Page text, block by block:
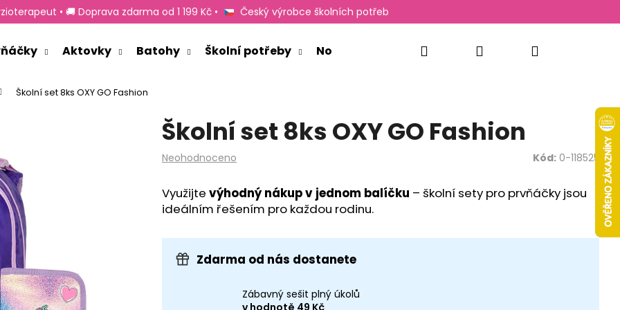
• 🚚 Doprava zdarma od 1 199 Kč • Český výrobce školních potřeb
Aktovky Batohy Školní potřeby Novinky OxyladyHledat PřihlášeníNákupní
Školní set 8ks OXY GO Fashion
Průměrné
je
0,0
5
hvězdiček.
Neohodnoceno
Školní set 8ks OXY GO Fashion
Kód: 0-118525
Využijte výhodný nákup v jednom balíčku – školní sety pro prvňáčky jsou
ideálním řešením pro každou rodinu.
Zdarma od nás dostanete
Zábavný sešit plný úkolů
v hodnotě 49 Kč
HLEDAT